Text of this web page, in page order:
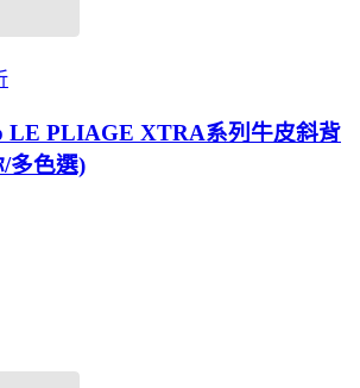
LE PLIAGE XTRA系列牛皮斜背
多色選)